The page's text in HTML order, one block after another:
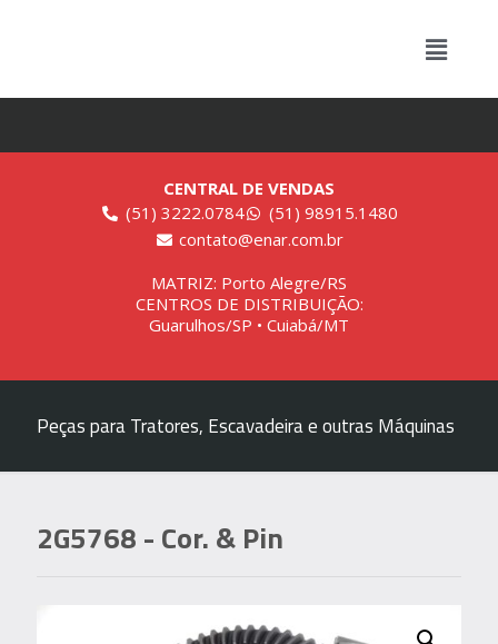
CENTRAL DE VENDAS
(51) 3222.0784
(51) 98915.1480
contato@enar.com.br
MATRIZ: Porto Alegre/RS
CENTROS DE DISTRIBUIÇÃO:
Guarulhos/SP • Cuiabá/MT
Peças para Tratores, Escavadeira e outras Máquinas
2G5768 - Cor. & Pin